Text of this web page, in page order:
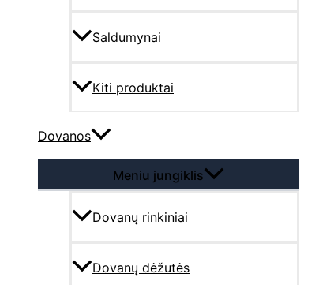
Saldumynai
Kiti produktai
Dovanos
Meniu jungiklis
Dovanų rinkiniai
Dovanų dėžutės